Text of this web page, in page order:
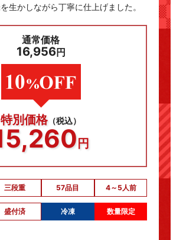
生かしながら丁寧に仕上げました。
通常価格
16,956円
特別価格（税込）
円
三段重 57品目 4～5人前
盛付済 冷凍 数量限定